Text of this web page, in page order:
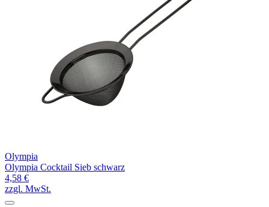
Olympia
Olympia Cocktail Sieb schwarz
4,58 €
zzgl. MwSt.